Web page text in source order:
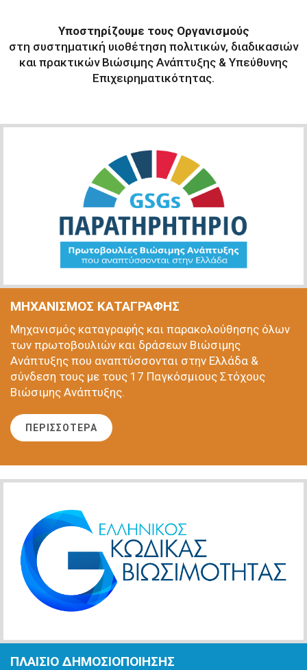
Υποστηρίζουμε τους Οργανισμούς
στη συστηματική υιοθέτηση πολιτικών, διαδικασιών
και πρακτικών Βιώσιμης Ανάπτυξης & Υπεύθυνης
Επιχειρηματικότητας.
ΜΗΧΑΝΙΣΜΟΣ ΚΑΤΑΓΡΑΦΗΣ
Μηχανισμός καταγραφής και παρακολούθησης όλων
των πρωτοβουλιών και δράσεων Βιώσιμης
Ανάπτυξης που αναπτύσσονται στην Ελλάδα &
σύνδεση τους με τους 17 Παγκόσμιους Στόχους
Βιώσιμης Ανάπτυξης.
ΠΕΡΙΣΣΟΤΕΡΑ
ΠΛΑΙΣΙΟ ΔΗΜΟΣΙΟΠΟΙΗΣΗΣ